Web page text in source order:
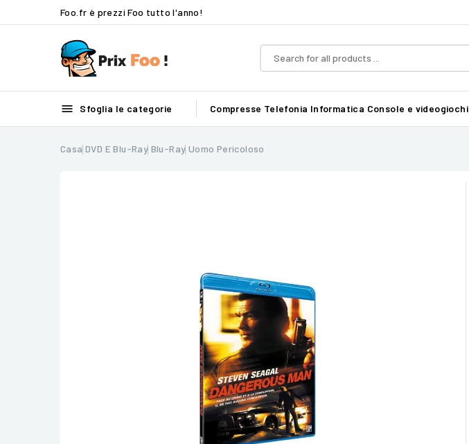
Foo.fr è prezzi Foo tutto l'anno!
 Sfoglia le categorie Compresse Telefonia Informatica Console e videogiochi
Casa DVD E Blu-Ray Blu-Ray Uomo Pericoloso